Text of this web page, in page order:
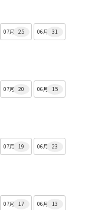
07月 25 06月 31
07月 20 06月 15
07月 19 06月 23
07月 17 06月 13